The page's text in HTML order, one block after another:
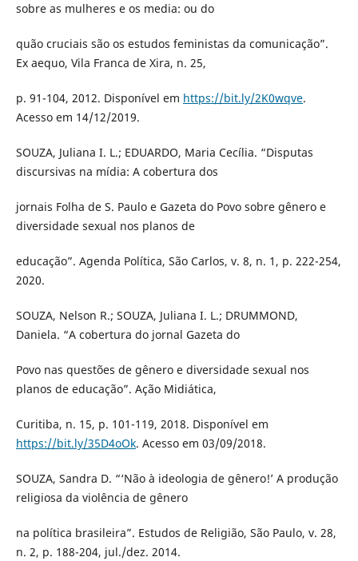
sobre as mulheres e os media: ou do
quão cruciais são os estudos feministas da comunicação”.
Ex aequo, Vila Franca de Xira, n. 25,
p. 91-104, 2012. Disponível em https://bit.ly/2K0wqve.
Acesso em 14/12/2019.
SOUZA, Juliana I. L.; EDUARDO, Maria Cecília. “Disputas
discursivas na mídia: A cobertura dos
jornais Folha de S. Paulo e Gazeta do Povo sobre gênero e
diversidade sexual nos planos de
educação”. Agenda Política, São Carlos, v. 8, n. 1, p. 222-254,
2020.
SOUZA, Nelson R.; SOUZA, Juliana I. L.; DRUMMOND,
Daniela. “A cobertura do jornal Gazeta do
Povo nas questões de gênero e diversidade sexual nos
planos de educação”. Ação Midiática,
Curitiba, n. 15, p. 101-119, 2018. Disponível em
https://bit.ly/35D4oOk. Acesso em 03/09/2018.
SOUZA, Sandra D. “‘Não à ideologia de gênero!’ A produção
religiosa da violência de gênero
na política brasileira”. Estudos de Religião, São Paulo, v. 28,
n. 2, p. 188-204, jul./dez. 2014.